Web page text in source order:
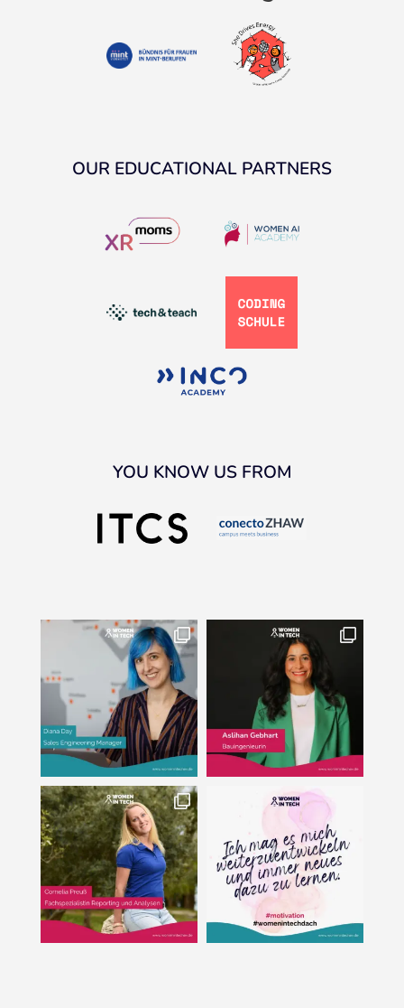
OUR EDUCATIONAL PARTNERS
YOU KNOW US FROM